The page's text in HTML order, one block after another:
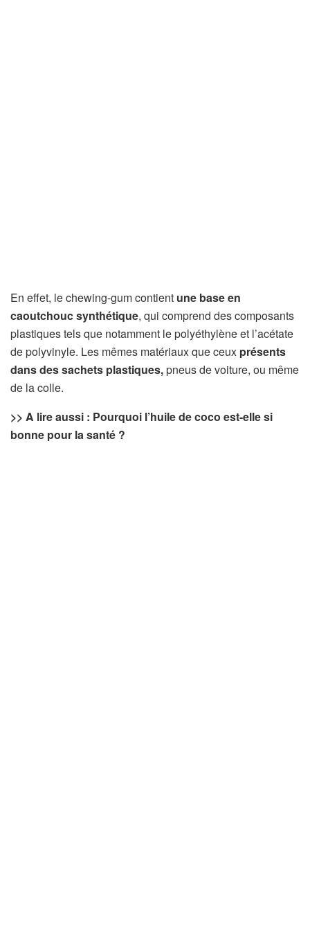
En effet, le chewing-gum contient une base en
caoutchouc synthétique, qui comprend des composants
plastiques tels que notamment le polyéthylène et l’acétate
de polyvinyle. Les mêmes matériaux que ceux présents
dans des sachets plastiques,pneus de voiture, ou même
de la colle.
>> A lire aussi : Pourquoi l’huile de coco est-elle si
bonne pour la santé ?